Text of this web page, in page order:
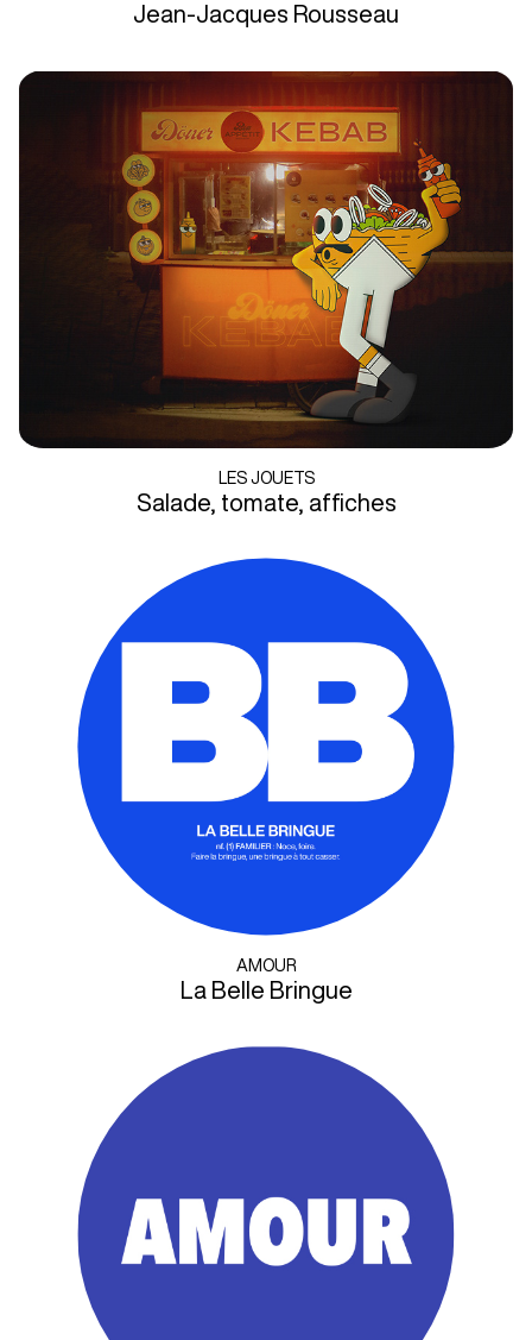
Jean-Jacques Rousseau
LES JOUETS
Salade, tomate, affiches
AMOUR
La Belle Bringue